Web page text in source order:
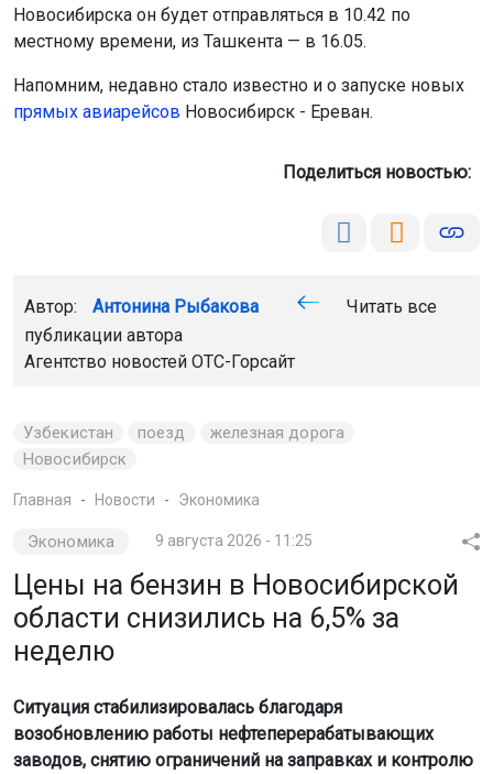
Новосибирска он будет отправляться в 10.42 по
местному времени, из Ташкента — в 16.05.
Напомним, недавно стало известно и о запуске новых
прямых авиарейсов Новосибирск - Ереван.
Поделиться новостью:
Автор: Антонина Рыбакова
Читать все
публикации автора
Агентство новостей ОТС-Горсайт
Узбекистан поезд
железная дорога
Новосибирск
Главная Новости Экономика
Экономика 9 августа 2026 - 11:25
Цены на бензин в Новосибирской
области снизились на 6,5% за
неделю
Ситуация стабилизировалась благодаря
возобновлению работы нефтеперерабатывающих
заводов, снятию ограничений на заправках и контролю